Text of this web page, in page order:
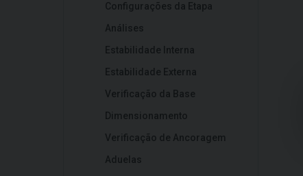
Configurações da Etapa
Análises
Estabilidade Interna
Estabilidade Externa
Verificação da Base
Dimensionamento
Verificação de Ancoragem
Aduelas